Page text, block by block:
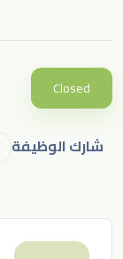
Closed
شارك الوظيفة